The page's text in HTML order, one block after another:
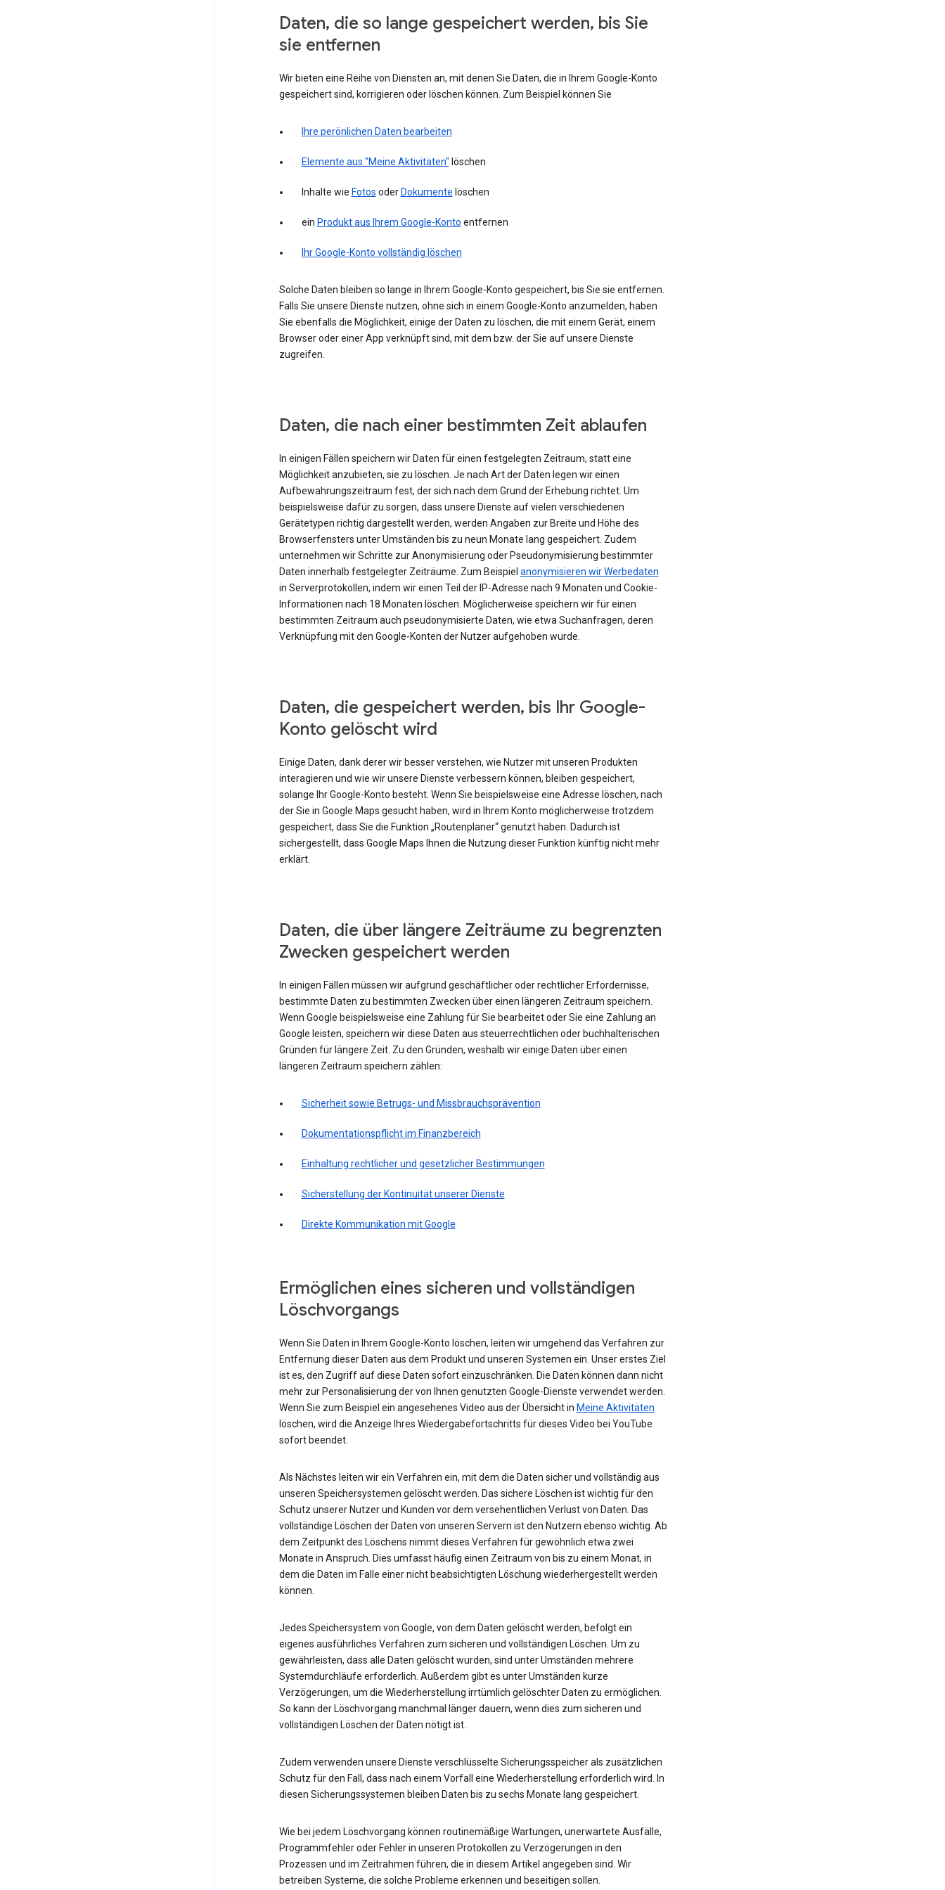
Daten, die so lange gespeichert werden, bis Sie
sie entfernen
Wir bieten eine Reihe von Diensten an, mit denen Sie Daten, die in Ihrem Google-Konto
gespeichert sind, korrigieren oder löschen können. Zum Beispiel können Sie
Ihre perönlichen Daten bearbeiten
Elemente aus "Meine Aktivitäten" löschen
Inhalte wie Fotos oder Dokumente löschen
ein Produkt aus Ihrem Google-Konto entfernen
Ihr Google-Konto vollständig löschen
Solche Daten bleiben so lange in Ihrem Google-Konto gespeichert, bis Sie sie entfernen.
Falls Sie unsere Dienste nutzen, ohne sich in einem Google-Konto anzumelden, haben
Sie ebenfalls die Möglichkeit, einige der Daten zu löschen, die mit einem Gerät, einem
Browser oder einer App verknüpft sind, mit dem bzw. der Sie auf unsere Dienste
zugreifen.
Daten, die nach einer bestimmten Zeit ablaufen
In einigen Fällen speichern wir Daten für einen festgelegten Zeitraum, statt eine
Möglichkeit anzubieten, sie zu löschen. Je nach Art der Daten legen wir einen
Aufbewahrungszeitraum fest, der sich nach dem Grund der Erhebung richtet. Um
beispielsweise dafür zu sorgen, dass unsere Dienste auf vielen verschiedenen
Gerätetypen richtig dargestellt werden, werden Angaben zur Breite und Höhe des
Browserfensters unter Umständen bis zu neun Monate lang gespeichert. Zudem
unternehmen wir Schritte zur Anonymisierung oder Pseudonymisierung bestimmter
Daten innerhalb festgelegter Zeiträume. Zum Beispiel anonymisieren wir Werbedaten
in Serverprotokollen, indem wir einen Teil der IP-Adresse nach 9 Monaten und Cookie-
Informationen nach 18 Monaten löschen. Möglicherweise speichern wir für einen
bestimmten Zeitraum auch pseudonymisierte Daten, wie etwa Suchanfragen, deren
Verknüpfung mit den Google-Konten der Nutzer aufgehoben wurde.
Daten, die gespeichert werden, bis Ihr Google-
Konto gelöscht wird
Einige Daten, dank derer wir besser verstehen, wie Nutzer mit unseren Produkten
interagieren und wie wir unsere Dienste verbessern können, bleiben gespeichert,
solange Ihr Google-Konto besteht. Wenn Sie beispielsweise eine Adresse löschen, nach
der Sie in Google Maps gesucht haben, wird in Ihrem Konto möglicherweise trotzdem
gespeichert, dass Sie die Funktion „Routenplaner“ genutzt haben. Dadurch ist
sichergestellt, dass Google Maps Ihnen die Nutzung dieser Funktion künftig nicht mehr
erklärt.
Daten, die über längere Zeiträume zu begrenzten
Zwecken gespeichert werden
In einigen Fällen müssen wir aufgrund geschäftlicher oder rechtlicher Erfordernisse,
bestimmte Daten zu bestimmten Zwecken über einen längeren Zeitraum speichern.
Wenn Google beispielsweise eine Zahlung für Sie bearbeitet oder Sie eine Zahlung an
Google leisten, speichern wir diese Daten aus steuerrechtlichen oder buchhalterischen
Gründen für längere Zeit. Zu den Gründen, weshalb wir einige Daten über einen
längeren Zeitraum speichern zählen:
Sicherheit sowie Betrugs- und Missbrauchsprävention
Dokumentationspflicht im Finanzbereich
Einhaltung rechtlicher und gesetzlicher Bestimmungen
Sicherstellung der Kontinuität unserer Dienste
Direkte Kommunikation mit Google
Ermöglichen eines sicheren und vollständigen
Löschvorgangs
Wenn Sie Daten in Ihrem Google-Konto löschen, leiten wir umgehend das Verfahren zur
Entfernung dieser Daten aus dem Produkt und unseren Systemen ein. Unser erstes Ziel
ist es, den Zugriff auf diese Daten sofort einzuschränken. Die Daten können dann nicht
mehr zur Personalisierung der von Ihnen genutzten Google-Dienste verwendet werden.
Wenn Sie zum Beispiel ein angesehenes Video aus der Übersicht in Meine Aktivitäten
löschen, wird die Anzeige Ihres Wiedergabefortschritts für dieses Video bei YouTube
sofort beendet.
Als Nächstes leiten wir ein Verfahren ein, mit dem die Daten sicher und vollständig aus
unseren Speichersystemen gelöscht werden. Das sichere Löschen ist wichtig für den
Schutz unserer Nutzer und Kunden vor dem versehentlichen Verlust von Daten. Das
vollständige Löschen der Daten von unseren Servern ist den Nutzern ebenso wichtig. Ab
dem Zeitpunkt des Löschens nimmt dieses Verfahren für gewöhnlich etwa zwei
Monate in Anspruch. Dies umfasst häufig einen Zeitraum von bis zu einem Monat, in
dem die Daten im Falle einer nicht beabsichtigten Löschung wiederhergestellt werden
können.
Jedes Speichersystem von Google, von dem Daten gelöscht werden, befolgt ein
eigenes ausführliches Verfahren zum sicheren und vollständigen Löschen. Um zu
gewährleisten, dass alle Daten gelöscht wurden, sind unter Umständen mehrere
Systemdurchläufe erforderlich. Außerdem gibt es unter Umständen kurze
Verzögerungen, um die Wiederherstellung irrtümlich gelöschter Daten zu ermöglichen.
So kann der Löschvorgang manchmal länger dauern, wenn dies zum sicheren und
vollständigen Löschen der Daten nötigt ist.
Zudem verwenden unsere Dienste verschlüsselte Sicherungsspeicher als zusätzlichen
Schutz für den Fall, dass nach einem Vorfall eine Wiederherstellung erforderlich wird. In
diesen Sicherungssystemen bleiben Daten bis zu sechs Monate lang gespeichert.
Wie bei jedem Löschvorgang können routinemäßige Wartungen, unerwartete Ausfälle,
Programmfehler oder Fehler in unseren Protokollen zu Verzögerungen in den
Prozessen und im Zeitrahmen führen, die in diesem Artikel angegeben sind. Wir
betreiben Systeme, die solche Probleme erkennen und beseitigen sollen.